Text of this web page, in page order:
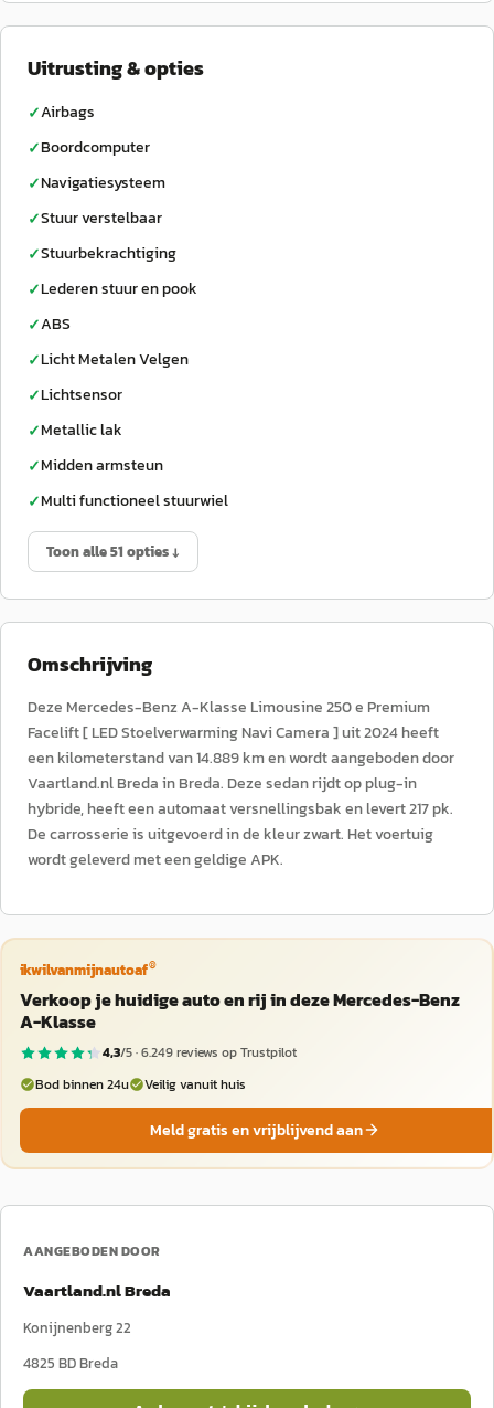
Uitrusting & opties
✓Airbags
✓Boordcomputer
✓Navigatiesysteem
✓Stuur verstelbaar
✓Stuurbekrachtiging
✓Lederen stuur en pook
✓ABS
✓Licht Metalen Velgen
✓Lichtsensor
✓Metallic lak
✓Midden armsteun
✓Multi functioneel stuurwiel
Toon alle 51 opties ↓
Omschrijving
Deze Mercedes-Benz A-Klasse Limousine 250 e Premium
Facelift [ LED Stoelverwarming Navi Camera ] uit 2024 heeft
een kilometerstand van 14.889 km en wordt aangeboden door
Vaartland.nl Breda in Breda. Deze sedan rijdt op plug-in
hybride, heeft een automaat versnellingsbak en levert 217 pk.
De carrosserie is uitgevoerd in de kleur zwart. Het voertuig
wordt geleverd met een geldige APK.
ikwilvanmijnautoaf®
Verkoop je huidige auto en rij in deze Mercedes-Benz
A-Klasse
4,3/5 ·6.249reviews op Trustpilot
Bod binnen 24u
Veilig vanuit huis
Meld gratis en vrijblijvend aan
AANGEBODEN DOOR
Vaartland.nl Breda
Konijnenberg 22
4825 BDBreda